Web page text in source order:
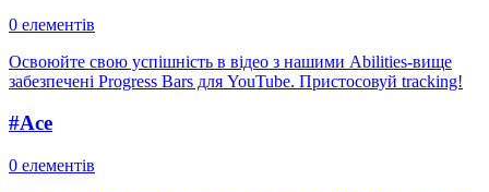
0 елементів
Освоюйте свою успішність в відео з нашими Abilities-вище
забезпечені Progress Bars для YouTube. Пристосовуй tracking!
#Ace
0 елементів